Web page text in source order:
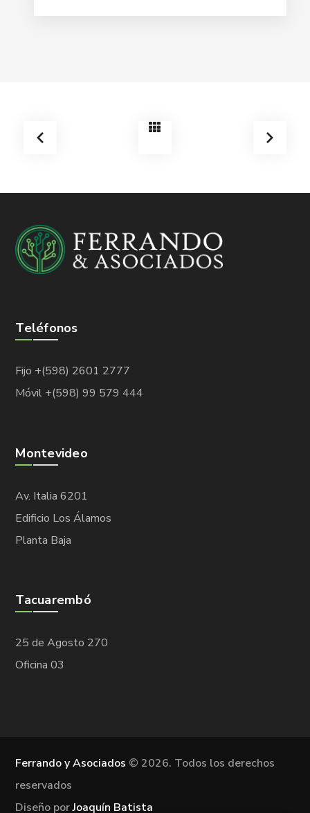
Teléfonos
Fijo +(598) 2601 2777
Móvil +(598) 99 579 444
Montevideo
Av. Italia 6201
Edificio Los Álamos
Planta Baja
Tacuarembó
25 de Agosto 270
Oficina 03
Ferrando y Asociados ©2026. Todos los derechos
reservados
Diseño porJoaquín Batista